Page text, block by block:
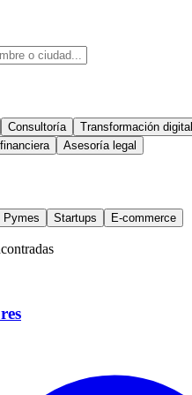
Consultoría
Transformación digital
Asesoría legal
Pymes Startups E-commerce